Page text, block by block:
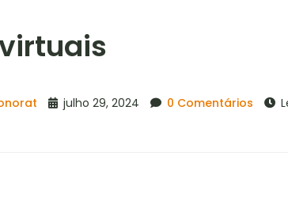
julho 29, 2024 0 Comentários